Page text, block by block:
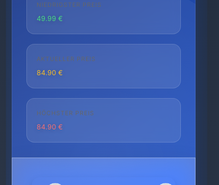
NIEDRIGSTER PREIS
49.99 €
AKTUELLER PREIS
84.90 €
HÖCHSTER PREIS
84.90 €